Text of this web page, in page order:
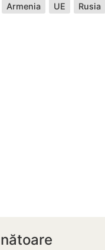
Armenia UE Rusia